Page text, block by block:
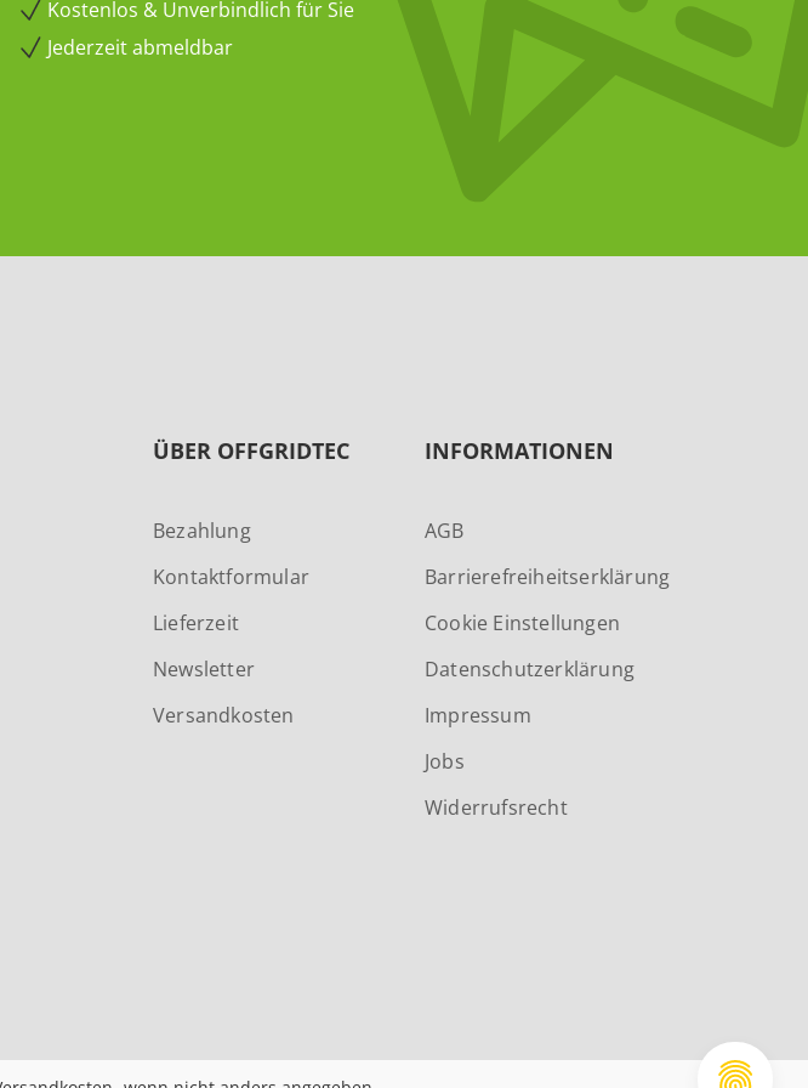
Kostenlos & Unverbindlich für Sie
Jederzeit abmeldbar
ÜBER OFFGRIDTEC
Bezahlung
Kontaktformular
Lieferzeit
Newsletter
Versandkosten
INFORMATIONEN
AGB
Barrierefreiheitserklärung
Cookie Einstellungen
Datenschutzerklärung
Impressum
Jobs
Widerrufsrecht